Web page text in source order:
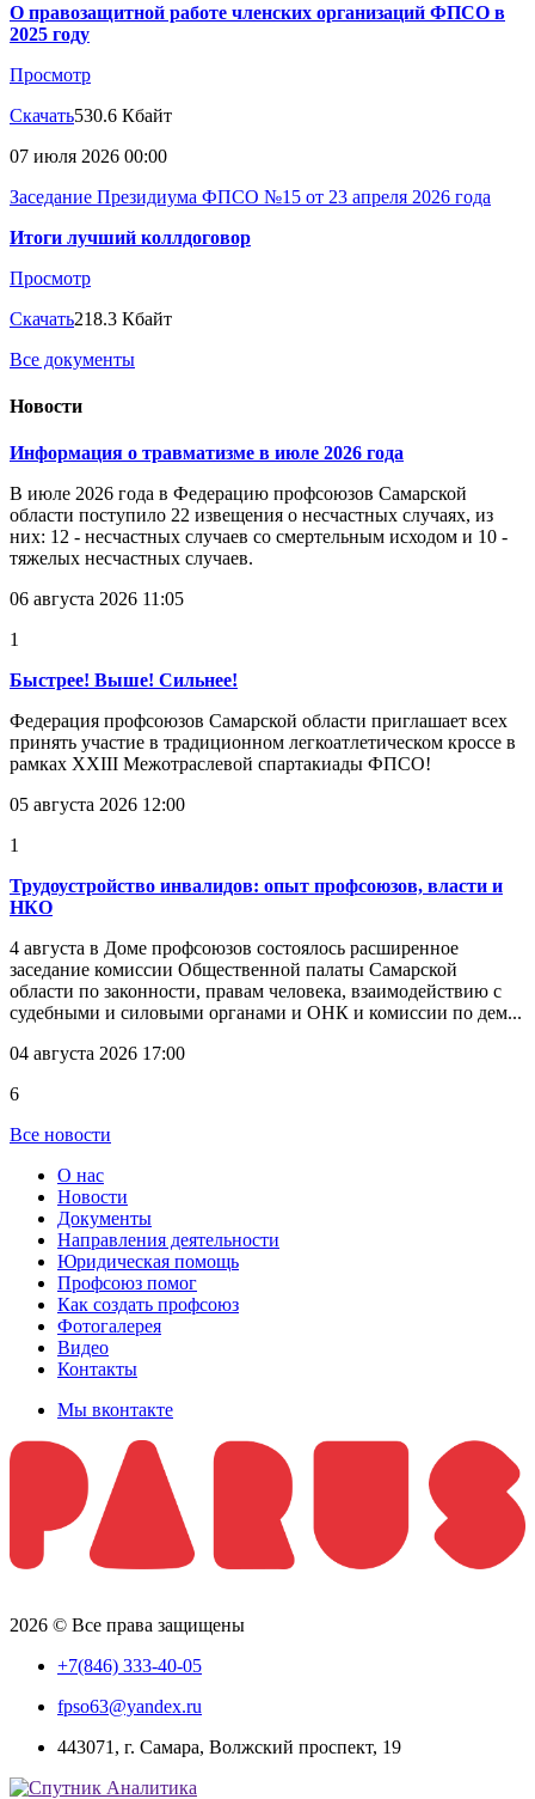
О правозащитной работе членских организаций ФПСО в
2025 году
Просмотр
Скачать530.6 Кбайт
07 июля 2026 00:00
Заседание Президиума ФПСО №15 от 23 апреля 2026 года
Итоги лучший коллдоговор
Просмотр
Скачать218.3 Кбайт
Все документы
Новости
Информация о травматизме в июле 2026 года
В июле 2026 года в Федерацию профсоюзов Самарской
области поступило 22 извещения о несчастных случаях, из
них: 12 - несчастных случаев со смертельным исходом и 10 -
тяжелых несчастных случаев.
06 августа 2026 11:05
1
Быстрее! Выше! Сильнее!
Федерация профсоюзов Самарской области приглашает всех
принять участие в традиционном легкоатлетическом кроссе в
рамках XXIII Межотраслевой спартакиады ФПСО!
05 августа 2026 12:00
1
Трудоустройство инвалидов: опыт профсоюзов, власти и
НКО
4 августа в Доме профсоюзов состоялось расширенное
заседание комиссии Общественной палаты Самарской
области по законности, правам человека, взаимодействию с
судебными и силовыми органами и ОНК и комиссии по дем...
04 августа 2026 17:00
6
Все новости
О нас
Новости
Документы
Направления деятельности
Юридическая помощь
Профсоюз помог
Как создать профсоюз
Фотогалерея
Видео
Контакты
Мы вконтакте
2026 © Все права защищены
+7(846) 333-40-05
fpso63@yandex.ru
443071, г. Самара, Волжский проспект, 19